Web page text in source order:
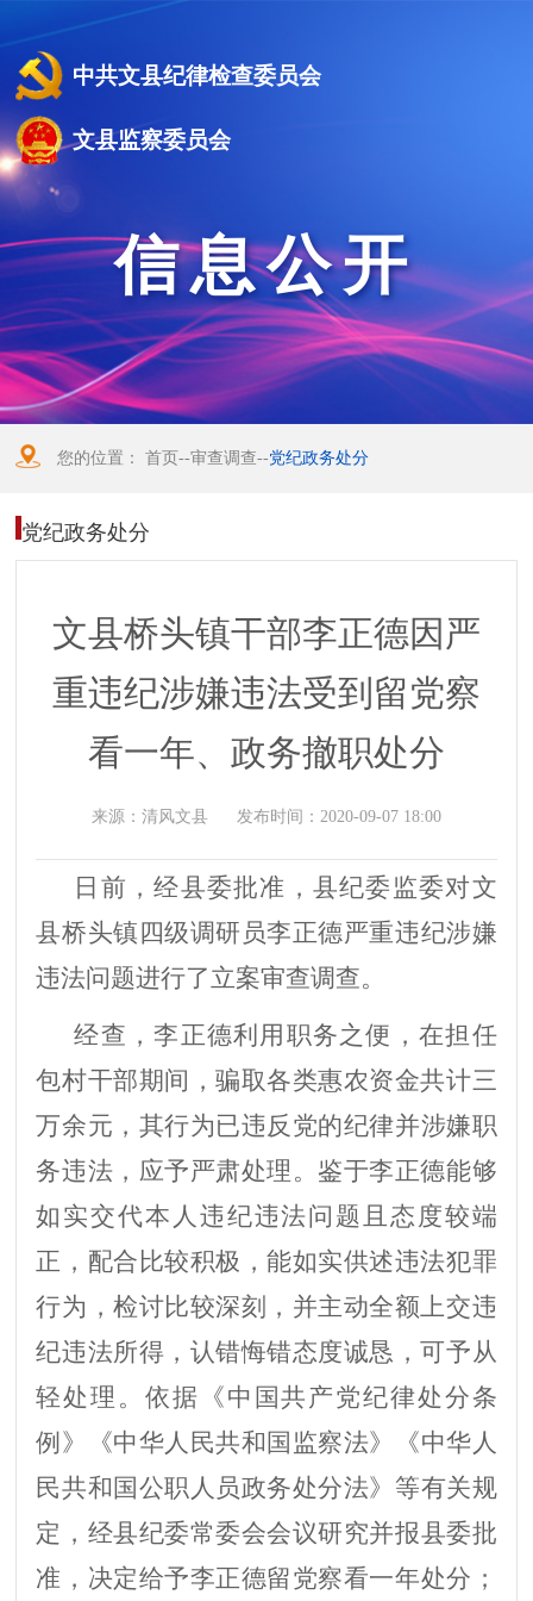
中共文县纪律检查委员会
文县监察委员会
信息公开
您的位置：首页--审查调查--党纪政务处分
党纪政务处分
文县桥头镇干部李正德因严
重违纪涉嫌违法受到留党察
看一年、政务撤职处分
来源： 清风文县 发布时间： 2020-09-07 18:00
日前，经县委批准，县纪委监委对文
县桥头镇四级调研员李正德严重违纪涉嫌
违法问题进行了立案审查调查。
经查，李正德利用职务之便，在担任
包村干部期间，骗取各类惠农资金共计三
万余元， 其行为已违反党的纪律并涉嫌职
务违法，应予严肃处理。鉴于李正德能够
如实交代本人违纪违法问题且 态度较端
正，配合比较积极 ，能如实供述违法犯罪
行为，检讨比较深刻，并主动全额上交违
纪违法所得，认错悔错态度诚恳，可予从
轻处理。依据《中国共产党纪律处分条
例》《中华人民共和国监察法》
《中华人
民共和国公职人员政务处分法》 等有关规
定，经县纪委常委会会议研究并报县委批
准，决定给予李正德留党察看一年处分；